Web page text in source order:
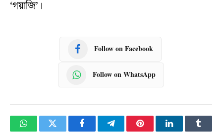
‘গয়াজি’।
Follow on Facebook
Follow on WhatsApp
WhatsAppTwitter FacebookTelegramPinterestLinkedIn